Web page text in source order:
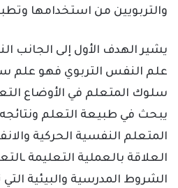
والتربويين من استخدامها
يشير الهدف الأول إلى الجانب
علم النفس التربوي فهو علم
سلوك المتعلم في الأوضاع
يبحث في طبيعة التعلم
المتعلم النفسية الحركية
العلاقة بالعملية التعليمة
الشروط المدرسية والبيئية